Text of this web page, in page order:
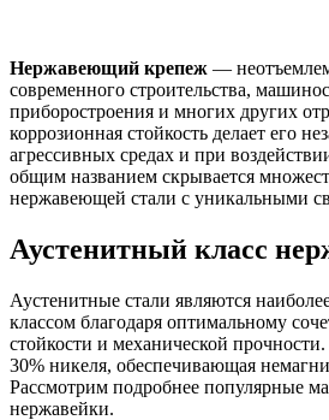
Нержавеющий крепеж —
современного строительства,
приборостроения и многих других
коррозионная стойкость делает его
агрессивных средах и при
общим названием скрывается
нержавеющей стали с уникальными
Аустенитный класс
Аустенитные стали являются
классом благодаря оптимальному
стойкости и механической
30% никеля, обеспечивающая
Рассмотрим подробнее популярные
нержавейки.